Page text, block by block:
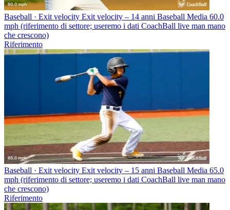
Baseball · Exit velocity Exit velocity – 14 anni Baseball Media 60.0
mph (riferimento di settore; useremo i dati CoachBall live man mano
che crescono)
Riferimento
Baseball · Exit velocity Exit velocity – 15 anni Baseball Media 65.0
mph (riferimento di settore; useremo i dati CoachBall live man mano
che crescono)
Riferimento